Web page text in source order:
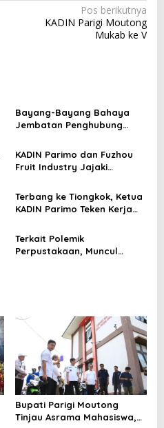
Pos berikutnya
KADIN Parigi Moutong
Mukab ke V
Bayang-Bayang Bahaya
Jembatan Penghubung
KADIN Parimo dan Fuzhou
Fruit Industry Jajaki
ke Pasar Tiongkok
Terbang ke Tiongkok, Ketua
KADIN Parimo Teken Kerja
Durian
Terkait Polemik
Perpustakaan, Muncul
Bupati Parigi Moutong
Tinjau Asrama Mahasiswa,